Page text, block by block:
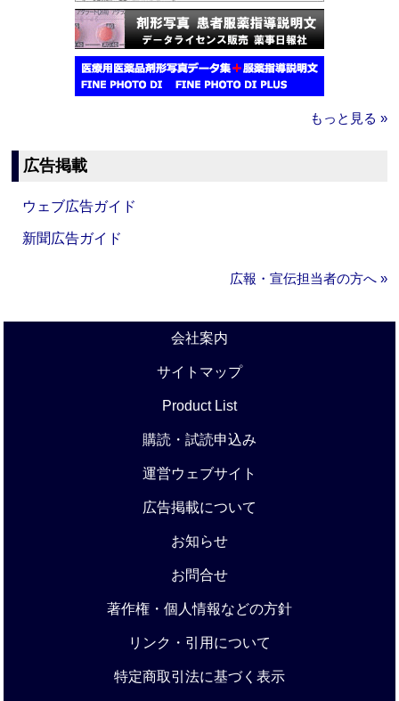
もっと見る »
広告掲載
ウェブ広告ガイド
新聞広告ガイド
広報・宣伝担当者の方へ »
会社案内
サイトマップ
Product List
購読・試読申込み
運営ウェブサイト
広告掲載について
お知らせ
お問合せ
著作権・個人情報などの方針
リンク・引用について
特定商取引法に基づく表示